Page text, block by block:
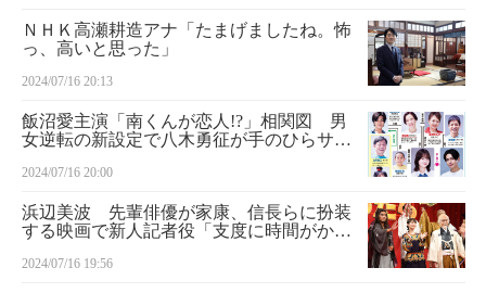
ＮＨＫ高瀬耕造アナ「たまげましたね。怖
っ、高いと思った」
2024/07/16 20:13
飯沼愛主演「南くんが恋人!?」相関図 男
女逆転の新設定で八木勇征が手のひらサイ
2024/07/16 20:00
浜辺美波 先輩俳優が家康、信長らに扮装
する映画で新人記者役「支度に時間がかか
2024/07/16 19:56